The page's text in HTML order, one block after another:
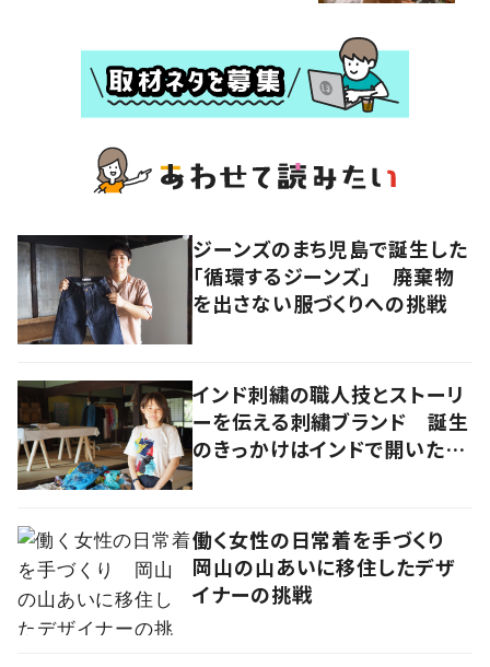
ジーンズのまち児島で誕生した
「循環するジーンズ」 廃棄物
を出さない服づくりへの挑戦
インド刺繍の職人技とストーリ
ーを伝える刺繍ブランド 誕生
のきっかけはインドで開いたフ
働く女性の日常着を手づくり
岡山の山あいに移住したデザ
イナーの挑戦